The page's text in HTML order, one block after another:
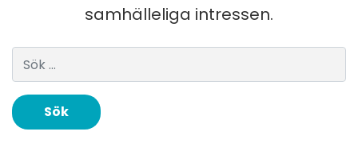
samhälleliga intressen.
Sök efter: